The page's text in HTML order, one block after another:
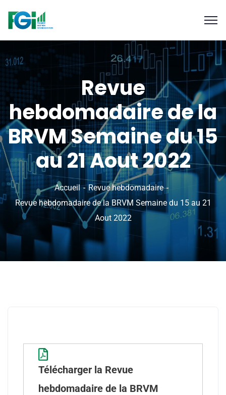
Revue
hebdomadaire de la
BRVM Semaine du 15
au 21 Aout 2022
Accueil
Revue hebdomadaire
Revue hebdomadaire de la BRVM Semaine du 15 au 21
Aout 2022
Télécharger la Revue
hebdomadaire de la BRVM